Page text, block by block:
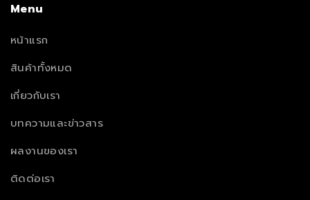
Menu
หน้าแรก
สินค้าทั้งหมด
เกี่ยวกับเรา
บทความและข่าวสาร
ผลงานของเรา
ติดต่อเรา